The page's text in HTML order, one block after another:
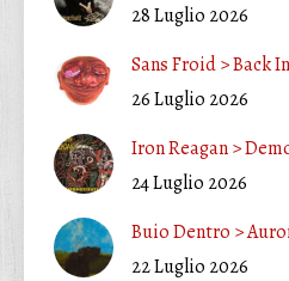
28 Luglio 2026
Sans Froid > Back
26 Luglio 2026
Iron Reagan >
24 Luglio 2026
Buio Dentro >
22 Luglio 2026